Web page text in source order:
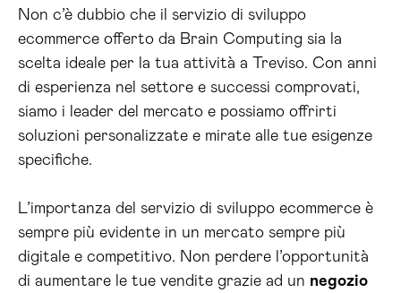
Non c’è dubbio che il servizio di sviluppo
ecommerce offerto da Brain Computing sia la
scelta ideale per la tua attività a Treviso. Con anni
di esperienza nel settore e successi comprovati,
siamo i leader del mercato e possiamo offrirti
soluzioni personalizzate e mirate alle tue esigenze
specifiche.
L’importanza del servizio di sviluppo ecommerce è
sempre più evidente in un mercato sempre più
digitale e competitivo. Non perdere l’opportunità
di aumentare le tue vendite grazie ad un negozio